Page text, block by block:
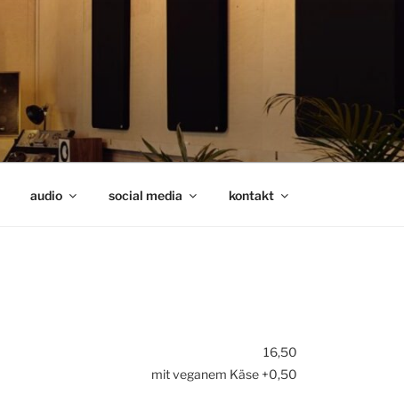
audio social media kontakt
16,50
mit veganem Käse +0,50